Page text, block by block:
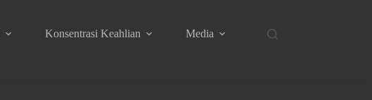
Konsentrasi Keahlian Media